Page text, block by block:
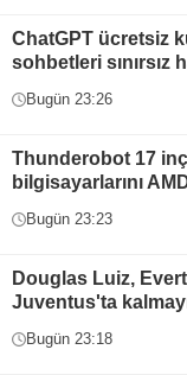
ChatGPT ücretsiz
sohbetleri sınırsız
Bugün 23:26
Thunderobot 17
bilgisayarlarını
Bugün 23:23
Douglas Luiz,
Juventus'ta
Bugün 23:18